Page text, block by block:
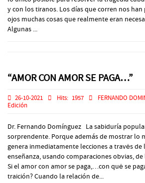
y con los tiranos. Los días que corren nos
ojos muchas cosas que realmente eran
Algunas ...
“AMOR CON AMOR SE PAGA…”
26-10-2021 Hits: 1957 FERNANDO
Edición
Dr. Fernando Domínguez La sabiduría
sorprendente. Porque además de mostrar lo
genera inmediatamente lecciones a travės de
enseñanza, usando comparaciones obvias,
Si el amor con amor se paga,…con quė se
traición? Cuando la relación de...